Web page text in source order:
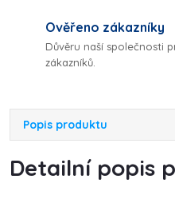
Ověřeno zákazníky
Důvěru naší společnosti
zákazníků.
Popis produktu
Detailní popis